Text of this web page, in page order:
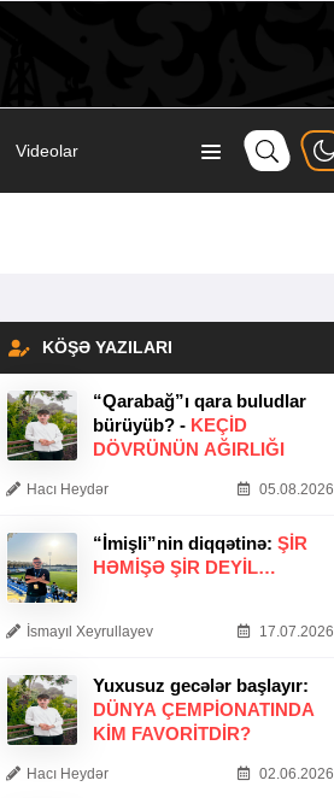
Videolar
KÖŞƏ YAZILARI
“Qarabağ”ı qara buludlar
bürüyüb? - KEÇID
DÖVRÜNÜN AĞIRLIĞI
Hacı Heydər 05.08.2026
“İmişli”nin diqqətinə: ŞIR
HƏMIŞƏ ŞIR DEYIL…
İsmayıl Xeyrullayev 17.07.2026
Yuxusuz gecələr başlayır:
DÜNYA ÇEMPIONATINDA
KIM FAVORITDIR?
Hacı Heydər 02.06.2026